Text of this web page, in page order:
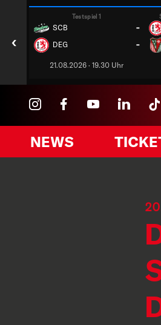
‹
Testspiel 1
SCB -
DEG -
21.08.2026 · 19.30 Uhr
NEWS